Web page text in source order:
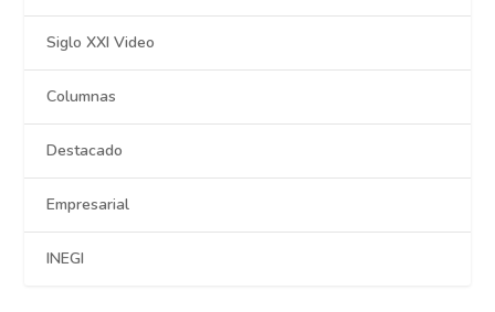
Siglo XXI Video
Columnas
Destacado
Empresarial
INEGI